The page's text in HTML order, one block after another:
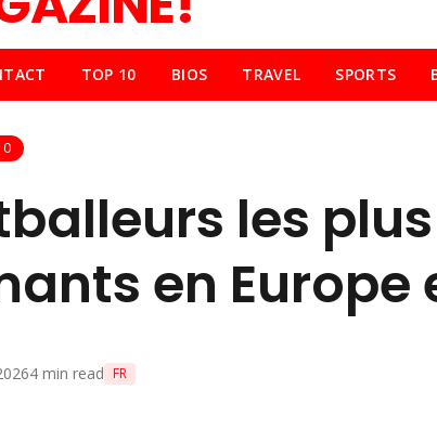
TOP 10 BIOS TRAVEL SPORTS
les plus
en Europe
4 min read FR